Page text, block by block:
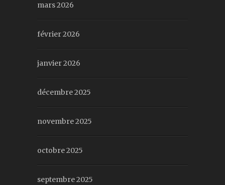
mars 2026
février 2026
janvier 2026
décembre 2025
novembre 2025
octobre 2025
septembre 2025